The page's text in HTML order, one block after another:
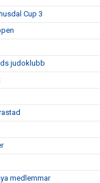
Cup 3
judoklubb
medlemmar